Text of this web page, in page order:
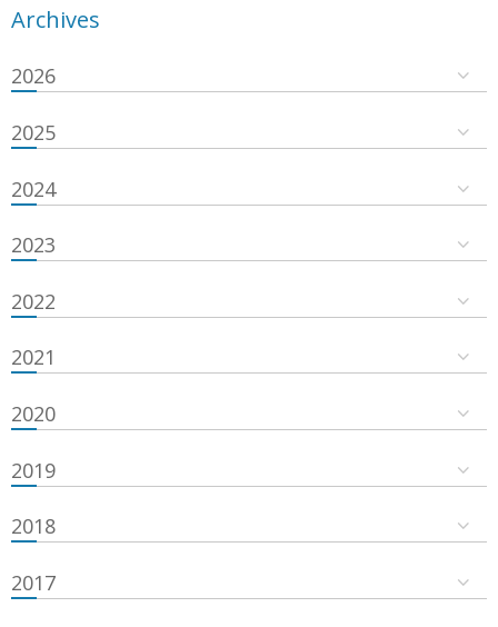
Archives
2026
2025
2024
2023
2022
2021
2020
2019
2018
2017